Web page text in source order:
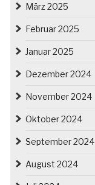
März 2025
Februar 2025
Januar 2025
Dezember 2024
November 2024
Oktober 2024
September 2024
August 2024